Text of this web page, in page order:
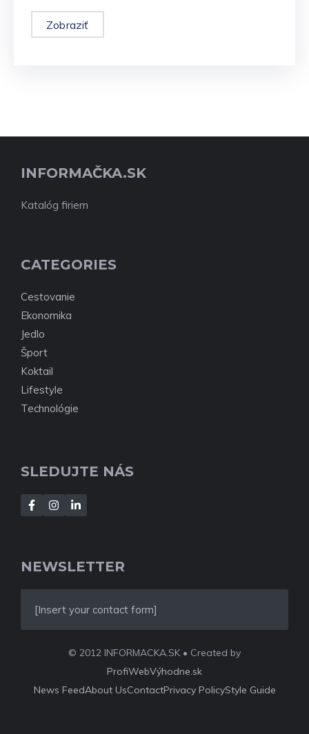
Zobraziť
INFORMAČKA.SK
Katalóg firiem
CATEGORIES
Cestovanie
Ekonomika
Jedlo
Šport
Koktail
Lifestyle
Technológie
SLEDUJTE NÁS
NEWSLETTER
[Insert your contact form]
© 2012 INFORMACKA.SK • Created by
ProfiWebVýhodne.sk
News FeedAbout UsContactPrivacy PolicyStyle Guide